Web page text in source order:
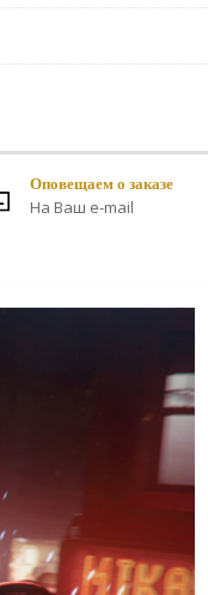
Оповещаем о заказе
На Ваш e-mail